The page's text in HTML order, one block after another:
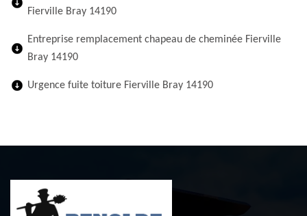
Fierville Bray 14190
Entreprise remplacement chapeau de cheminée Fierville
Bray 14190
Urgence fuite toiture Fierville Bray 14190